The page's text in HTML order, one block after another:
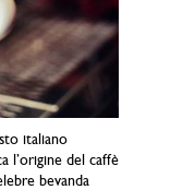
italiano
l’origine del caffè
bevanda